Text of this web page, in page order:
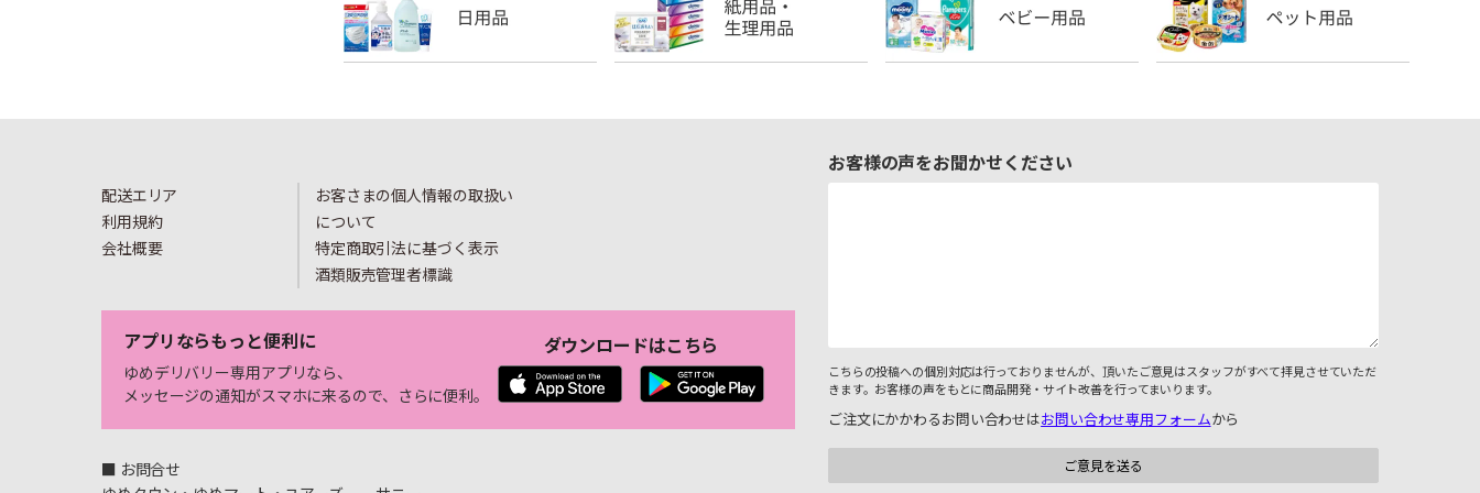
配送エリア
利用規約
会社概要
お客さまの個人情報の取扱い
について
特定商取引法に基づく表示
酒類販売管理者標識
アプリならもっと便利に
ゆめデリバリー専用アプリなら、
メッセージの通知がスマホに来るので、さらに便利。
ダウンロードはこちら
■ お問合せ
お客様の声をお聞かせください
こちらの投稿への個別対応は行っておりませんが、頂いたご意見はスタッフがすべて拝見させていただ
きます。お客様の声をもとに商品開発・サイト改善を行ってまいります。
ご注文にかかわるお問い合わせはお問い合わせ専用フォームから